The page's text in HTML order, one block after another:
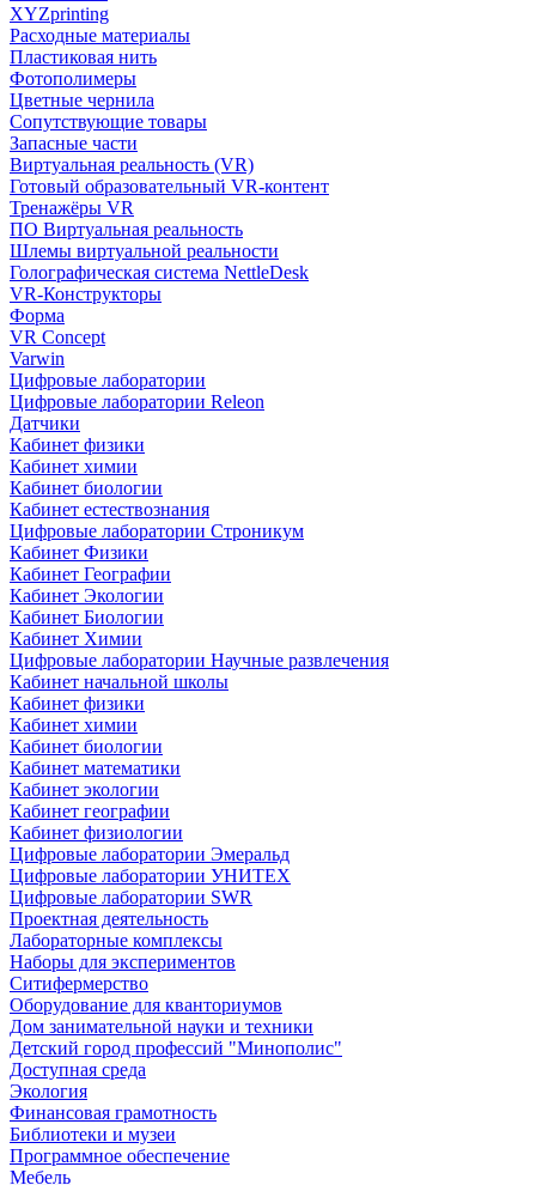
XYZprinting
Расходные материалы
Пластиковая нить
Фотополимеры
Цветные чернила
Сопутствующие товары
Запасные части
Виртуальная реальность (VR)
Готовый образовательный VR-контент
Тренажёры VR
ПО Виртуальная реальность
Шлемы виртуальной реальности
Голографическая система NettleDesk
VR-Конструкторы
Форма
VR Concept
Varwin
Цифровые лаборатории
Цифровые лаборатории Releon
Датчики
Кабинет физики
Кабинет химии
Кабинет биологии
Кабинет естествознания
Цифровые лаборатории Строникум
Кабинет Физики
Кабинет Географии
Кабинет Экологии
Кабинет Биологии
Кабинет Химии
Цифровые лаборатории Научные развлечения
Кабинет начальной школы
Кабинет физики
Кабинет химии
Кабинет биологии
Кабинет математики
Кабинет экологии
Кабинет географии
Кабинет физиологии
Цифровые лаборатории Эмеральд
Цифровые лаборатории УНИТЕХ
Цифровые лаборатории SWR
Проектная деятельность
Лабораторные комплексы
Наборы для экспериментов
Ситифермерство
Оборудование для кванториумов
Дом занимательной науки и техники
Детский город профессий "Минополис"
Доступная среда
Экология
Финансовая грамотность
Библиотеки и музеи
Программное обеспечение
Мебель